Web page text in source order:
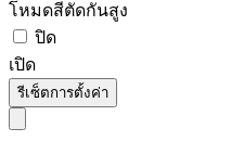
โหมดสีตัดกันสูง
ปิด
เปิด
รีเซ็ตการตั้งค่า